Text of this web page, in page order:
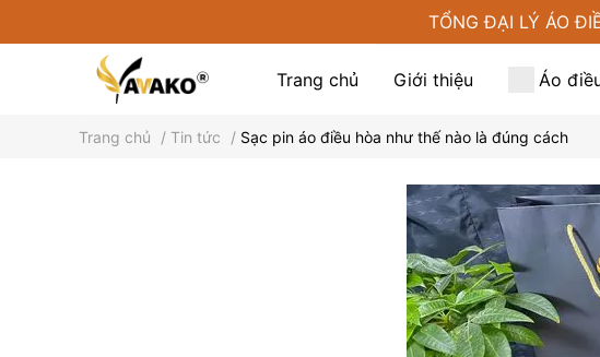
TỔNG ĐẠI LÝ ÁO
Trang chủ Giới thiệu Áo
Tin tức
Trang chủ / Tin tức / Sạc pin áo điều hòa như thế nào là đúng cách